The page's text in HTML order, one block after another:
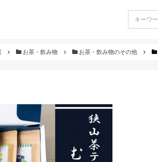
お茶・飲み物 お茶・飲み物のその他